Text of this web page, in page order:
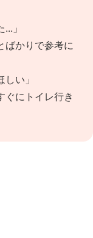
」
ばかりで参考に
い」
ぐにトイレ行き